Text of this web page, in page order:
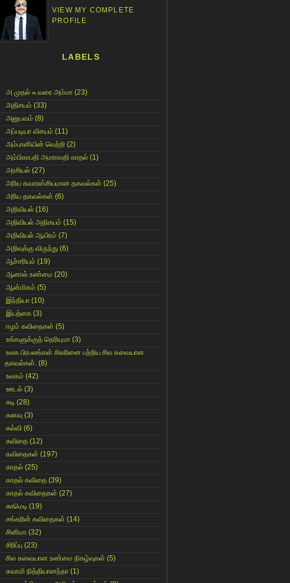
VIEW MY COMPLETE
PROFILE
LABELS
அ முதல் ஃ வரை அம்மா (23)
அதிசயம் (33)
அனுபவம் (8)
அப்படியா விசயம் (11)
அம்பானியின் வெற்றி (2)
அம்பிகாபதி அமராவதி காதல் (1)
அரசியல் (27)
அரிய சுவாரஸ்சியமான தகவல்கள் (25)
அரிய தகவல்கள் (6)
அறிவியல் (16)
அறிவியல் அதிசயம் (15)
அறிவியல் ஆயிரம் (7)
அறிவுக்கு விருந்து (6)
ஆச்சரியம் (19)
ஆனால் உண்மை (20)
ஆன்மிகம் (5)
இந்தியா (10)
இயற்கை (3)
ஈழம் கவிதைகள் (5)
உங்களுக்குத் தெரியுமா (3)
உலக பிரபலங்கள் சிலரினை பற்றிய சில சுவையான
தகவல்கள். (8)
உலகம் (42)
ஊடல் (3)
கடி (28)
கனவு (3)
கல்வி (6)
கவிதை (12)
கவிதைகள் (197)
காதல் (25)
காதல் கவிதை (39)
காதல் கவிதைகள் (27)
காமெடி (19)
சங்கரின் கவிதைகள் (14)
சினிமா (32)
சிரிப்பு (23)
சில சுவையான உண்மை நிகழ்வுகள் (5)
சுவாமி நித்தியானந்தா (1)